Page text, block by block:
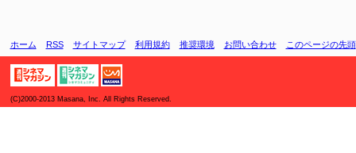
ホーム RSS サイトマップ 利用規約 推奨環境 お問い合わせ このページの先頭
(C)2000-2013 Masana, Inc. All Rights Reserved.